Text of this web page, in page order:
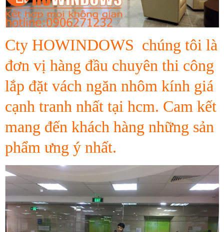
Cty HOWINDOWS chúng tôi là
đơn vị hàng đầu chuyên thi công
lắp đặt vách ngăn nhôm kính giá
cạnh tranh nhất tại hcm. Cam kết
mang đến khách hàng những sản
phẩm ưng ý nhất.